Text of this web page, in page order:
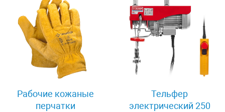
Рабочие кожаные
перчатки
Тельфер
электрический 250